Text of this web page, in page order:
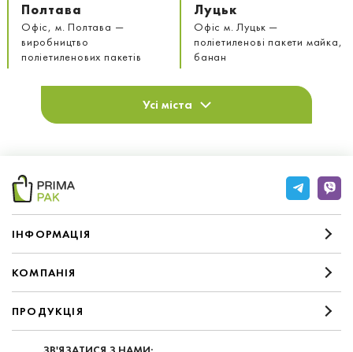
Полтава
Офіс, м. Полтава —
виробництво
поліетиленових пакетів
Луцьк
Офіс м. Луцьк —
поліетиленові пакети майка,
банан
Усі міста
IНФОРМАЦIЯ
КОМПАНIЯ
ПРОДУКЦІЯ